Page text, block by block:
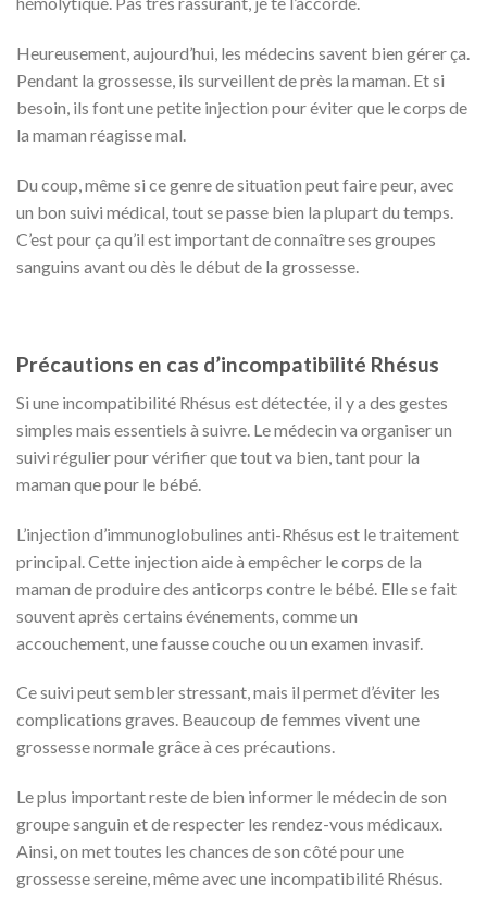
Heureusement, aujourd’hui, les médecins savent bien gérer ça.
Pendant la grossesse, ils surveillent de près la maman. Et si
besoin, ils font une petite injection pour éviter que le corps de
la maman réagisse mal.
Du coup, même si ce genre de situation peut faire peur, avec
un bon suivi médical, tout se passe bien la plupart du temps.
C’est pour ça qu’il est important de connaître ses groupes
sanguins avant ou dès le début de la grossesse.
Précautions en cas d’incompatibilité Rhésus
Si une incompatibilité Rhésus est détectée, il y a des gestes
simples mais essentiels à suivre. Le médecin va organiser un
suivi régulier pour vérifier que tout va bien, tant pour la
maman que pour le bébé.
L’injection d’immunoglobulines anti-Rhésus est le traitement
principal. Cette injection aide à empêcher le corps de la
maman de produire des anticorps contre le bébé. Elle se fait
souvent après certains événements, comme un
accouchement, une fausse couche ou un examen invasif.
Ce suivi peut sembler stressant, mais il permet d’éviter les
complications graves. Beaucoup de femmes vivent une
grossesse normale grâce à ces précautions.
Le plus important reste de bien informer le médecin de son
groupe sanguin et de respecter les rendez-vous médicaux.
Ainsi, on met toutes les chances de son côté pour une
grossesse sereine, même avec une incompatibilité Rhésus.